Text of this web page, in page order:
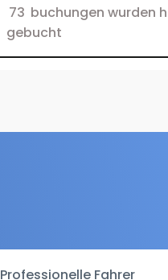
Professionelle Fahrer
73 buchungen wurden
gebucht